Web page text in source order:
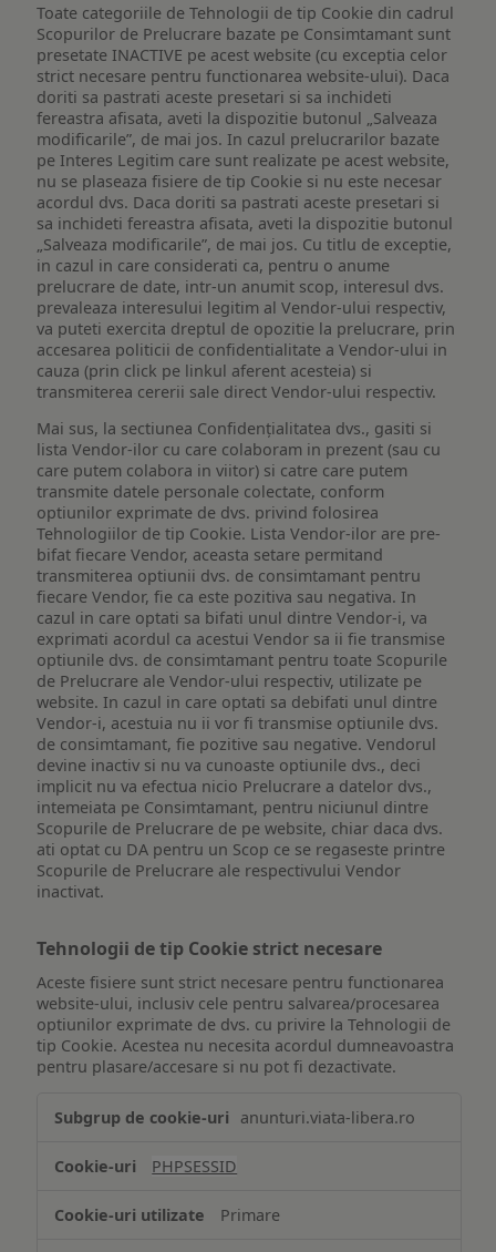
Toate categoriile de Tehnologii de tip Cookie din cadrul
Scopurilor de Prelucrare bazate pe Consimtamant sunt
presetate INACTIVE pe acest website (cu exceptia celor
strict necesare pentru functionarea website-ului). Daca
doriti sa pastrati aceste presetari si sa inchideti
fereastra afisata, aveti la dispozitie butonul „Salveaza
modificarile”, de mai jos. In cazul prelucrarilor bazate
pe Interes Legitim care sunt realizate pe acest website,
nu se plaseaza fisiere de tip Cookie si nu este necesar
acordul dvs. Daca doriti sa pastrati aceste presetari si
sa inchideti fereastra afisata, aveti la dispozitie butonul
„Salveaza modificarile”, de mai jos. Cu titlu de exceptie,
in cazul in care considerati ca, pentru o anume
prelucrare de date, intr-un anumit scop, interesul dvs.
prevaleaza interesului legitim al Vendor-ului respectiv,
va puteti exercita dreptul de opozitie la prelucrare, prin
accesarea politicii de confidentialitate a Vendor-ului in
cauza (prin click pe linkul aferent acesteia) si
transmiterea cererii sale direct Vendor-ului respectiv.
Mai sus, la sectiunea Confidențialitatea dvs., gasiti si
lista Vendor-ilor cu care colaboram in prezent (sau cu
care putem colabora in viitor) si catre care putem
transmite datele personale colectate, conform
optiunilor exprimate de dvs. privind folosirea
Tehnologiilor de tip Cookie. Lista Vendor-ilor are pre-
bifat fiecare Vendor, aceasta setare permitand
transmiterea optiunii dvs. de consimtamant pentru
fiecare Vendor, fie ca este pozitiva sau negativa. In
cazul in care optati sa bifati unul dintre Vendor-i, va
exprimati acordul ca acestui Vendor sa ii fie transmise
optiunile dvs. de consimtamant pentru toate Scopurile
de Prelucrare ale Vendor-ului respectiv, utilizate pe
website. In cazul in care optati sa debifati unul dintre
Vendor-i, acestuia nu ii vor fi transmise optiunile dvs.
de consimtamant, fie pozitive sau negative. Vendorul
devine inactiv si nu va cunoaste optiunile dvs., deci
implicit nu va efectua nicio Prelucrare a datelor dvs.,
intemeiata pe Consimtamant, pentru niciunul dintre
Scopurile de Prelucrare de pe website, chiar daca dvs.
ati optat cu DA pentru un Scop ce se regaseste printre
Scopurile de Prelucrare ale respectivului Vendor
inactivat.
Tehnologii de tip Cookie strict necesare
Aceste fisiere sunt strict necesare pentru functionarea
website-ului, inclusiv cele pentru salvarea/procesarea
optiunilor exprimate de dvs. cu privire la Tehnologii de
tip Cookie. Acestea nu necesita acordul dumneavoastra
pentru plasare/accesare si nu pot fi dezactivate.
de
Cookie
necesare
anunturi.viata-libera.ro
PHPSESSID
Primare